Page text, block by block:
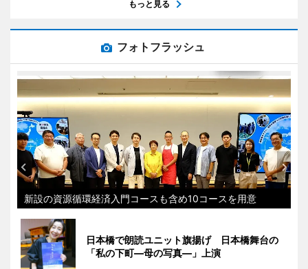
もっと見る
フォトフラッシュ
新設の資源循環経済入門コースも含め10コースを用意
日本橋で朗読ユニット旗揚げ 日本橋舞台の
「私の下町―母の写真―」上演